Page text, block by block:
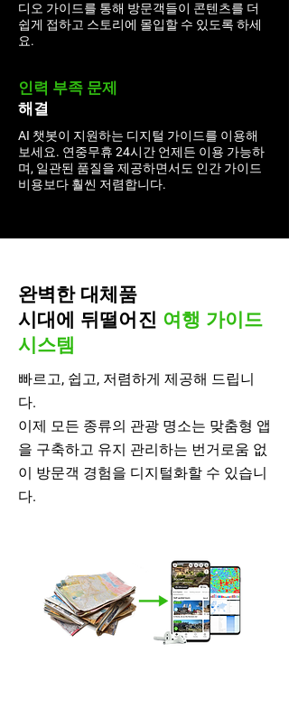
디오 가이드를 통해 방문객들이 콘텐츠를 더
쉽게 접하고 스토리에 몰입할 수 있도록 하세
요.
인력 부족 문제
해결
AI 챗봇이 지원하는 디지털 가이드를 이용해
보세요. 연중무휴 24시간 언제든 이용 가능하
며, 일관된 품질을 제공하면서도 인간 가이드
비용보다 훨씬 저렴합니다.
완벽한 대체품
시대에 뒤떨어진 여행 가이드
시스템
빠르고, 쉽고, 저렴하게 제공해 드립니
다.
이제 모든 종류의 관광 명소는 맞춤형 앱
을 구축하고 유지 관리하는 번거로움 없
이 방문객 경험을 디지털화할 수 있습니
다.